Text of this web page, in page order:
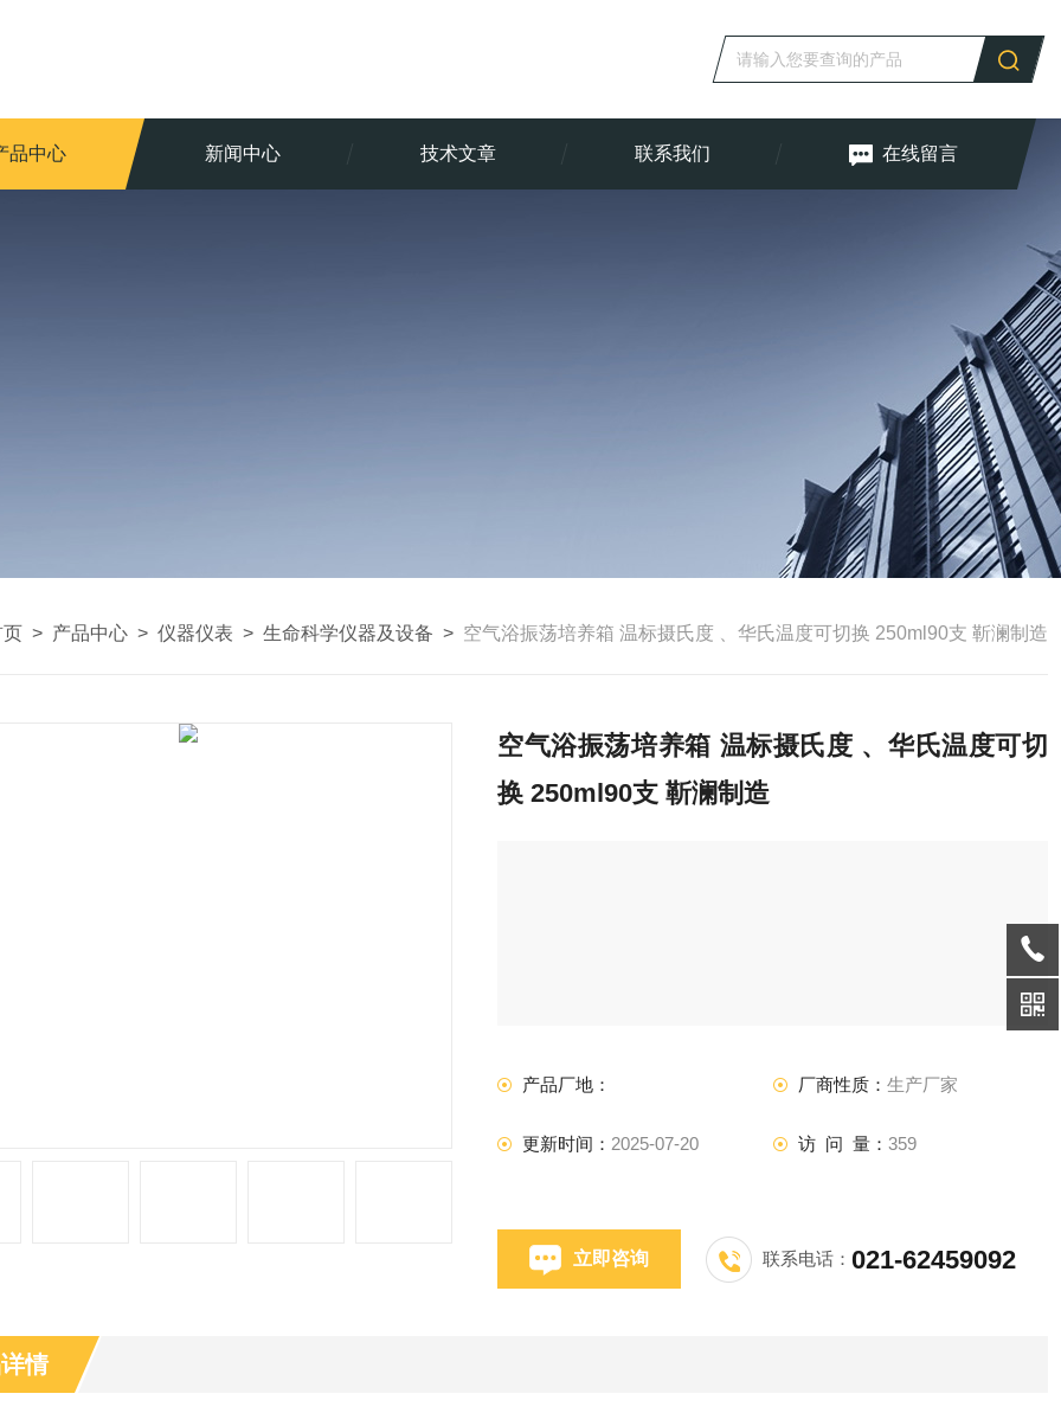
品中心 新闻中心 技术文章 联系我们 在线留言
页 > 产品中心 > 仪器仪表 > 生命科学仪器及设备 > 空气浴振荡培养箱 温标摄氏度 、华氏温度可切换 250ml90支 靳澜制造
空气浴振荡培养箱 温标摄氏度 、华氏温度可切
换 250ml90支 靳澜制造
产品厂地： 厂商性质： 生产厂家
更新时间： 2025-07-20 访 问 量： 359
立即咨询 联系电话： 021-62459092
情